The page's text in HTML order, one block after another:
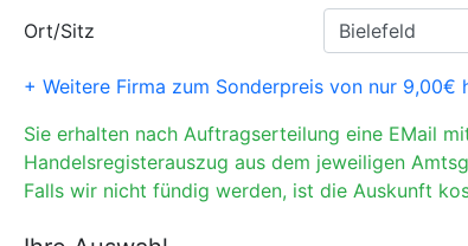
Ort/Sitz
+ Weitere Firma zum Sonderpreis von nur 9,00€
Sie erhalten nach Auftragserteilung eine EMail
Handelsregisterauszug aus dem jeweiligen
Falls wir nicht fündig werden, ist die Auskunft